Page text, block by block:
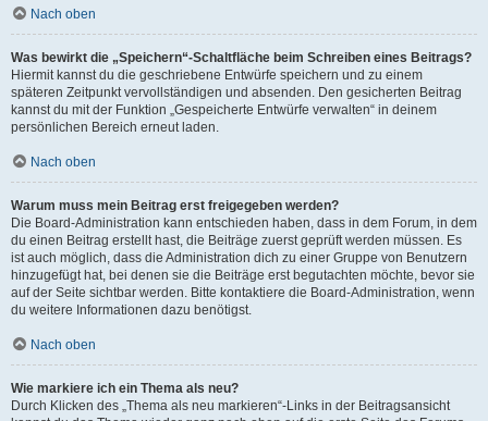
Nach oben
Was bewirkt die „Speichern“-Schaltfläche beim Schreiben eines Beitrags?
Hiermit kannst du die geschriebene Entwürfe speichern und zu einem
späteren Zeitpunkt vervollständigen und absenden. Den gesicherten Beitrag
kannst du mit der Funktion „Gespeicherte Entwürfe verwalten“ in deinem
persönlichen Bereich erneut laden.
Nach oben
Warum muss mein Beitrag erst freigegeben werden?
Die Board-Administration kann entschieden haben, dass in dem Forum, in dem
du einen Beitrag erstellt hast, die Beiträge zuerst geprüft werden müssen. Es
ist auch möglich, dass die Administration dich zu einer Gruppe von Benutzern
hinzugefügt hat, bei denen sie die Beiträge erst begutachten möchte, bevor sie
auf der Seite sichtbar werden. Bitte kontaktiere die Board-Administration, wenn
du weitere Informationen dazu benötigst.
Nach oben
Wie markiere ich ein Thema als neu?
Durch Klicken des „Thema als neu markieren“-Links in der Beitragsansicht